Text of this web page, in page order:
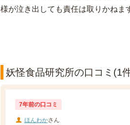
様が泣き出しても責任は取りかねま
妖怪食品研究所の口コミ(1
7年前の口コミ
ほんわかさん